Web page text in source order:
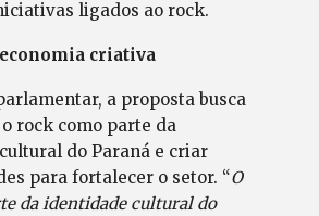
ligados ao rock.
criativa
a proposta busca
rock como parte da
do Paraná e criar
para fortalecer o setor. “O
da identidade cultural do